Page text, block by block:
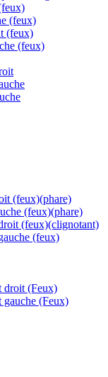
(feux)
(feux)
(feux)
(feux)(phare)
(feux)(phare)
(feux)(clignotant)
(feux)
droit (Feux)
gauche (Feux)